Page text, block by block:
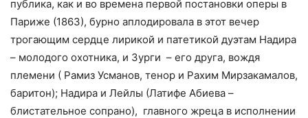
публика, как и во времена первой постановки оперы в
Париже (1863), бурно аплодировала в этот вечер
трогающим сердце лирикой и патетикой дуэтам Надира
– молодого охотника, и Зурги – его друга, вождя
племени ( Рамиз Усманов, тенор и Рахим Мирзакамалов,
баритон); Надира и Лейлы (Латифе Абиева –
блистательное сопрано), главного жреца в исполнении